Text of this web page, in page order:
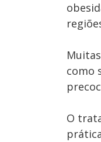
como
O